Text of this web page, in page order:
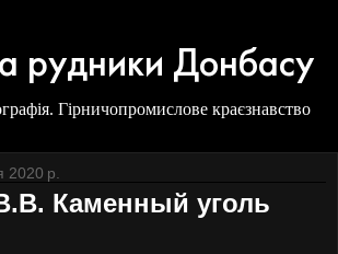
рудники Донбасу
Гірничопромислове краєзнавство
2020 р.
Каменный уголь